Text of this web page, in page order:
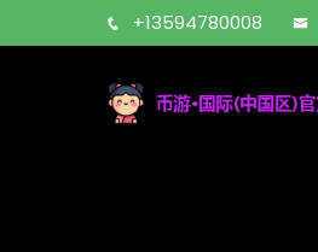
+13594780008